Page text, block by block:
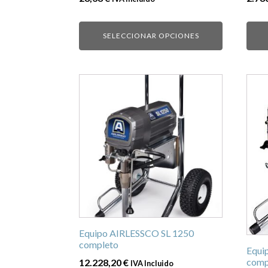
SELECCIONAR OPCIONES
de
producto
Equipo AIRLESSCO SL 1250
completo
12.228,20€ IVA Incluido